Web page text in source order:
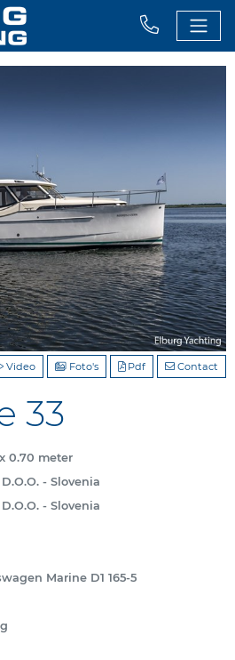
Contact
Pdf
Foto's
Video
33
0.70 meter
- Slovenia
- Slovenia
Marine D1 165-5